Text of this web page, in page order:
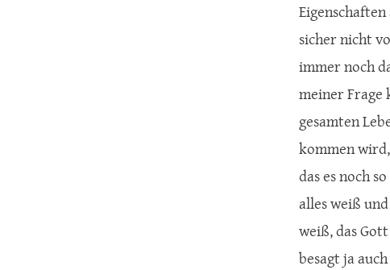
sicher nicht
immer noch
meiner Frage
gesamten
kommen
das es noch
alles weiß
weiß, das
besagt ja